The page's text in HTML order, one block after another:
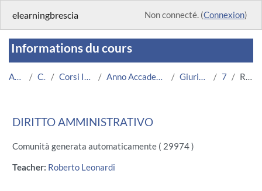
elearningbrescia Non connecté. (Connexion)
Informations du cours
Accueil Cours Corsi Istituzionali Anno Accademico 2013/2014 Giurisprudenza 734 Résumé
DIRITTO AMMINISTRATIVO
Comunità generata automaticamente ( 29974 )
Teacher: Roberto Leonardi